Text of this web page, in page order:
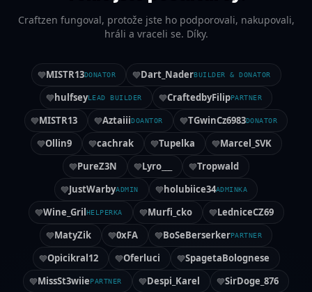
Craftzen fungoval, protože jste ho podporovali, nakupovali,
hráli a vraceli se. Díky.
MISTR13DONATOR Dart_NaderBUILDER & DONATOR
hulfseyLEAD BUILDER CraftedbyFilipPARTNER
MISTR13 AztaiiiDOANTOR TGwinCz6983DONATOR
Ollin9 cachrak Tupelka
Marcel_SVK
PureZ3N
Lyro___
Tropwald
JustWarbyADMIN holubiice34ADMINKA
Wine_GrilHELPERKA Murfi_cko
LedniceCZ69
MatyZik
0xFA BoSeBerserkerPARTNER
Opicikral12 Oferluci
SpagetaBolognese
MissSt3wiiePARTNER Despi_Karel SirDoge_876